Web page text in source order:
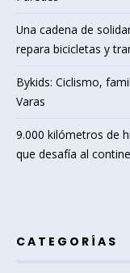
Una cadena de
repara bicicletas y
Bykids: Ciclismo,
Varas
9.000 kilómetros de
que desafía al
CATEGORÍAS